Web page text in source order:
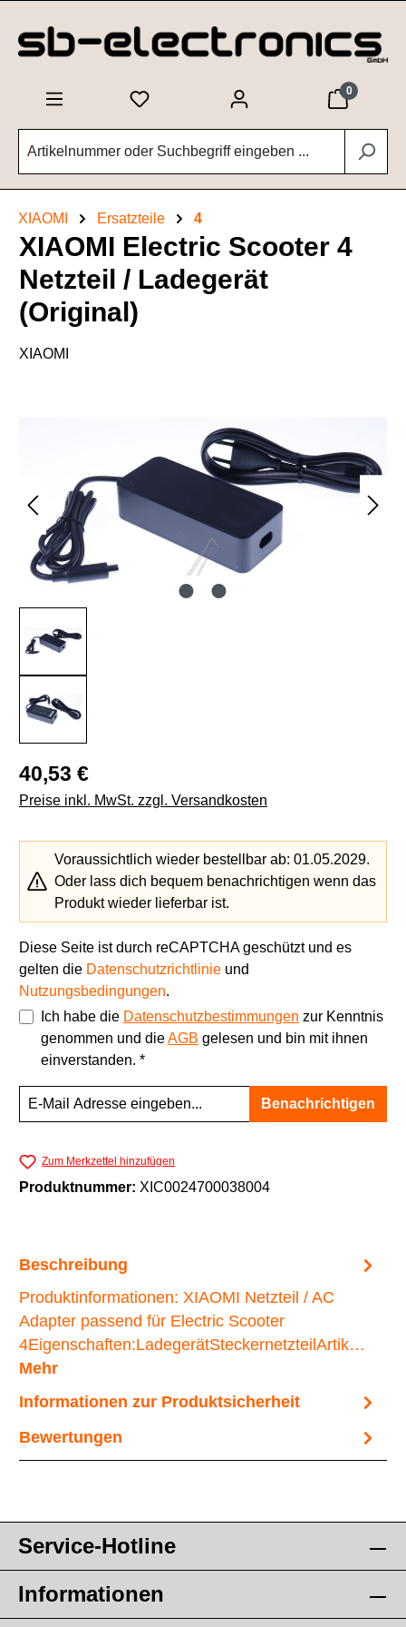
0
XIAOMI Ersatzteile 4
XIAOMI Electric Scooter 4
Netzteil / Ladegerät
(Original)
XIAOMI
Regulärer Preis:
40,53 €
Preise inkl. MwSt. zzgl. Versandkosten
Voraussichtlich wieder bestellbar ab: 01.05.2029.
Oder lass dich bequem benachrichtigen wenn das
Produkt wieder lieferbar ist.
Diese Seite ist durch reCAPTCHA geschützt und es
gelten die Datenschutzrichtlinie und
Nutzungsbedingungen.
Ich habe die Datenschutzbestimmungen zur Kenntnis
genommen und dieAGB gelesen und bin mit ihnen
einverstanden. *
Benachrichtigen
Zum Merkzettel hinzufügen
Produktnummer: XIC0024700038004
Beschreibung
Produktinformationen: XIAOMI Netzteil / AC
Adapter passend für Electric Scooter
4Eigenschaften:LadegerätSteckernetzteilArtik…
Mehr
Informationen zur Produktsicherheit
Bewertungen
Service-Hotline
Informationen